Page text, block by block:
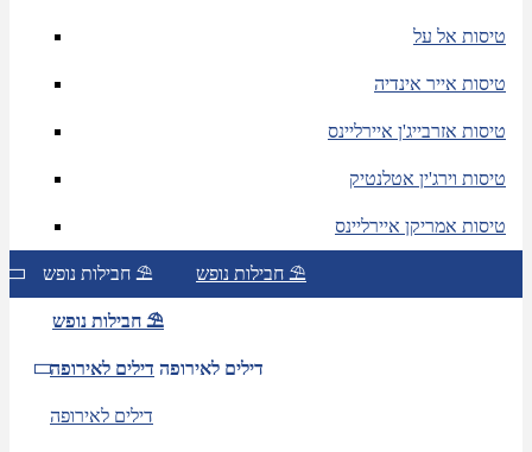
טיסות אל על
טיסות אייר אינדיה
טיסות אזרבייג'ן איירליינס
טיסות וירג'ין אטלנטיק
טיסות אמריקן איירליינס
חבילות נופש ⛱ חבילות נופש ⛱
חבילות נופש ⛱
דילים לאירופה דילים לאירופה
דילים לאירופה